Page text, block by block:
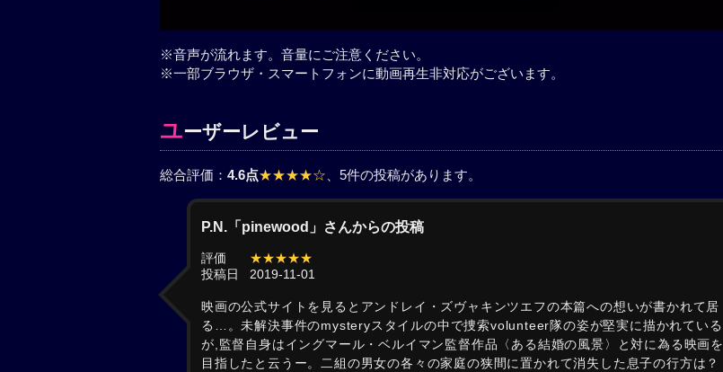
※音声が流れます。音量にご注意ください。
※一部ブラウザ・スマートフォンに動画再生非対応がございます。
ユーザーレビュー
総合評価： 4.6点★★★★☆、5件の投稿があります。
P.N.「pinewood」さんからの投稿
評価
★★★★★
投稿日
2019-11-01
映画の公式サイトを見るとアンドレイ・ズヴャキンツエフの本篇への想いが書かれて居
る…。未解決事件のmysteryスタイルの中で捜索volunteer隊の姿が堅実に描かれている
が,監督自身はイングマール・ベルイマン監督作品〈ある結婚の風景〉と対に為る映画を
目指したと云うー。二組の男女の各々の家庭の狭間に置かれて消失した息子の行方は？